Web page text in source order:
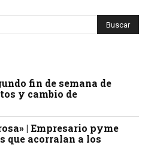
fin de semana de
y cambio de
| Empresario pyme
que acorralan a los